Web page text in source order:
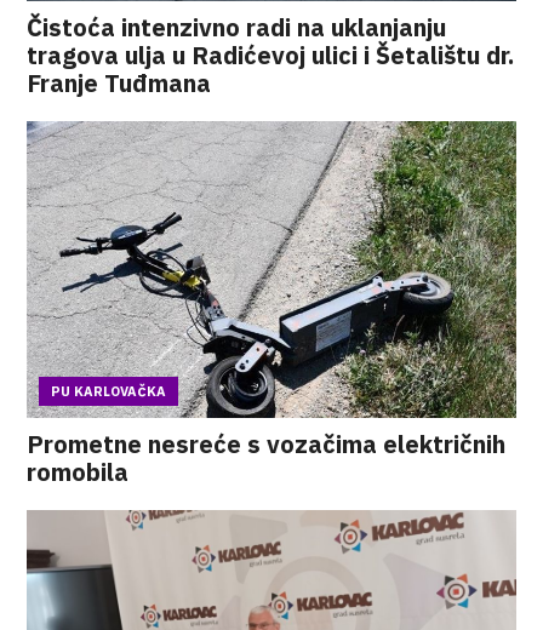
Čistoća intenzivno radi na uklanjanju
tragova ulja u Radićevoj ulici i Šetalištu dr.
Franje Tuđmana
PU KARLOVAČKA
Prometne nesreće s vozačima električnih
romobila